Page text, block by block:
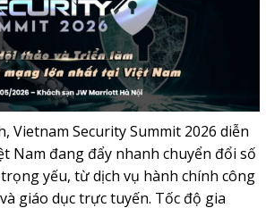
Vietnam Security Summit 2026 diễn
Nam đang đẩy nhanh chuyển đổi số
yếu, từ dịch vụ hành chính công
giáo dục trực tuyến. Tốc độ gia